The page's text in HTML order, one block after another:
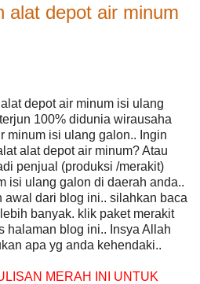
alat depot air minum
depot air minum isi ulang
100% didunia wirausaha
minum isi ulang galon.. Ingin
alat depot air minum? Atau
penjual (produksi /merakit)
isi ulang galon di daerah anda..
awal dari blog ini.. silahkan baca
banyak. klik paket merakit
halaman blog ini.. Insya Allah
apa yg anda kehendaki..
MERAH INI UNTUK